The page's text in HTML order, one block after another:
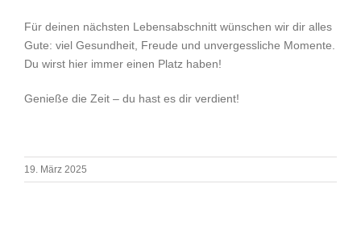
Für deinen nächsten Lebensabschnitt wünschen wir dir alles
Gute: viel Gesundheit, Freude und unvergessliche Momente.
Du wirst hier immer einen Platz haben!
Genieße die Zeit – du hast es dir verdient!
19. März 2025